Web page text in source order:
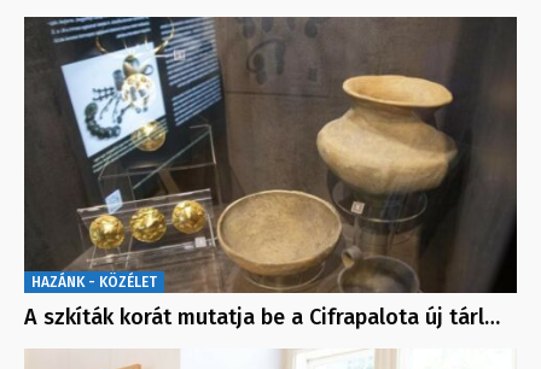
HAZÁNK - KÖZÉLET
A szkíták korát mutatja be a Cifrapalota új tárl…